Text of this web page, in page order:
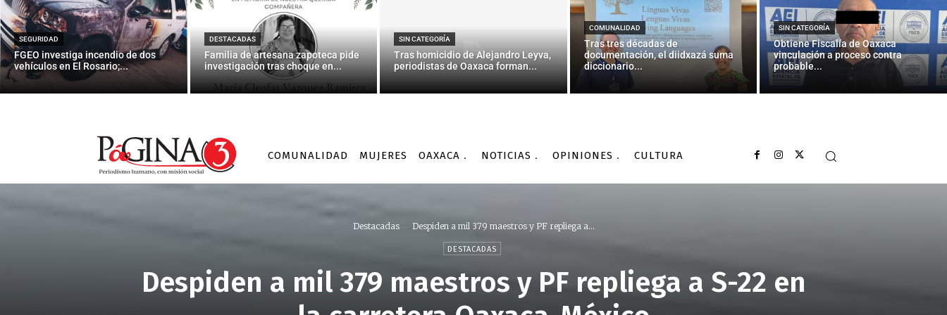
SEGURIDAD
FGEO investiga incendio de dos
vehículos en El Rosario;...
DESTACADAS
Familia de artesana zapoteca pide
investigación tras choque en...
SIN CATEGORÍA
Tras homicidio de Alejandro Leyva,
periodistas de Oaxaca forman...
COMUNALIDAD
Tras tres décadas de
documentación, el diidxazá suma
diccionario...
SIN CATEGORÍA
Obtiene Fiscalía de Oaxaca
vinculación a proceso contra
probable...
COMUNALIDAD MUJERES OAXACA NOTICIAS OPINIONES CULTURA
Destacadas Despiden a mil 379 maestros y PF repliega a...
DESTACADAS
Despiden a mil 379 maestros y PF repliega a S-22 en